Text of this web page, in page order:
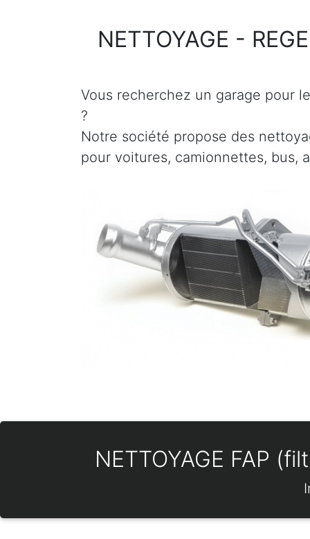
NETTOYAGE -
Vous recherchez un garage pour
?
Notre société propose des
pour voitures, camionnettes, bus,
NETTOYAGE FAP